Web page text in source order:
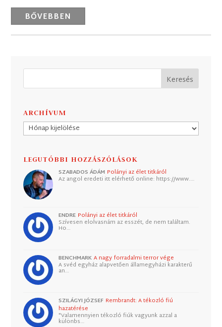
BŐVEBBEN
ARCHÍVUM
Archívum
LEGUTÓBBI HOZZÁSZÓLÁSOK
SZABADOS ÁDÁM Polányi az élet titkáról
Az angol eredeti itt elérhető online: https://www.…
ENDRE Polányi az élet titkáról
Szívesen elolvasnám az esszét, de nem találtam.
Ho…
BENCHMARK A nagy forradalmi terror vége
A svéd egyház alapvetően államegyházi karakterű
an…
SZILÁGYI JÓZSEF Rembrandt: A tékozló fiú
hazatérése
"Valamennyien tékozló fiúk vagyunk azzal a
különbs…